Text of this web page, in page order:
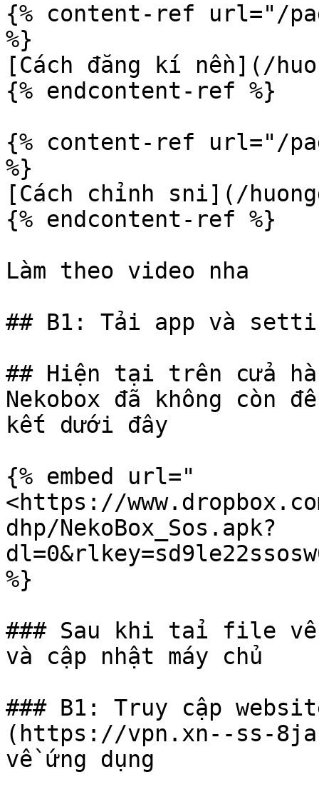
{% content-ref url="/
%}
[Cách đăng kí nền](/
{% endcontent-ref %}
{% content-ref url="/
%}
[Cách chỉnh sni](/
{% endcontent-ref %}
Làm theo video nha
## B1: Tải app và
## Hiện tại trên cửa
Nekobox đã không
kết dưới đây
{% embed url="
<https://
dhp/NekoBox_Sos.apk?
%}
### Sau khi taỉ file
và cập nhật máy chủ
### B1: Truy cập
(https://vpn.xn--ss-
về ứng dụng